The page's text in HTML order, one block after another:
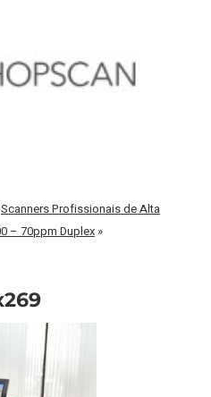
Scanners Profissionais de Alta
– 70ppm Duplex »